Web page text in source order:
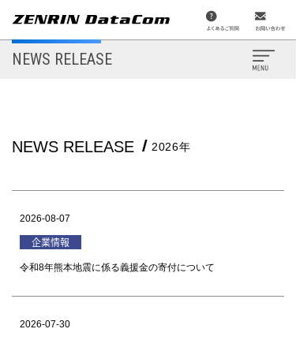
イ
コ
NEWS RELEASE
NEWS RELEASE // 2026年
2026-08-07
企業情報
令和8年熊本地震に係る義援金の寄付について
2026-07-30